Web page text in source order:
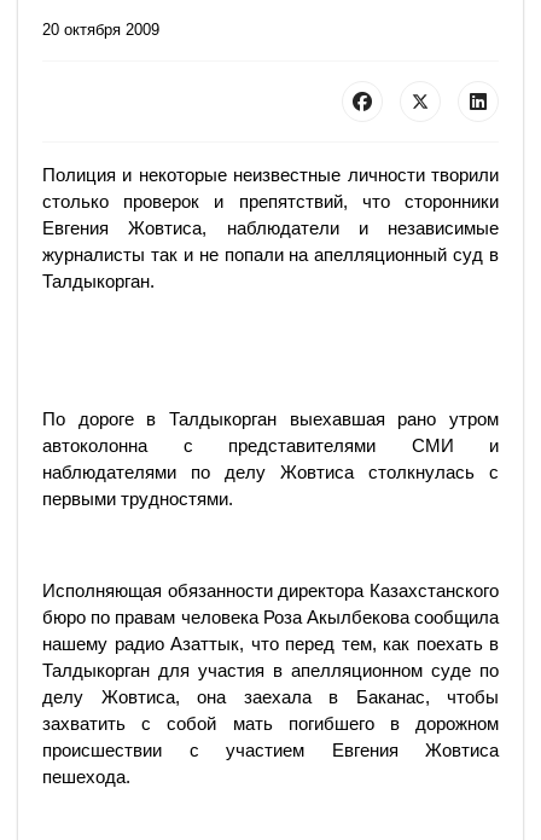
20 октября 2009
Полиция и некоторые неизвестные личности творили
столько проверок и препятствий, что сторонники
Евгения Жовтиса, наблюдатели и независимые
журналисты так и не попали на апелляционный суд в
Талдыкорган.
По дороге в Талдыкорган выехавшая рано утром
автоколонна с представителями СМИ и
наблюдателями по делу Жовтиса столкнулась с
первыми трудностями.
Исполняющая обязанности директора Казахстанского
бюро по правам человека Роза Акылбекова сообщила
нашему радио Азаттык, что перед тем, как поехать в
Талдыкорган для участия в апелляционном суде по
делу Жовтиса, она заехала в Баканас, чтобы
захватить с собой мать погибшего в дорожном
происшествии с участием Евгения Жовтиса
пешехода.